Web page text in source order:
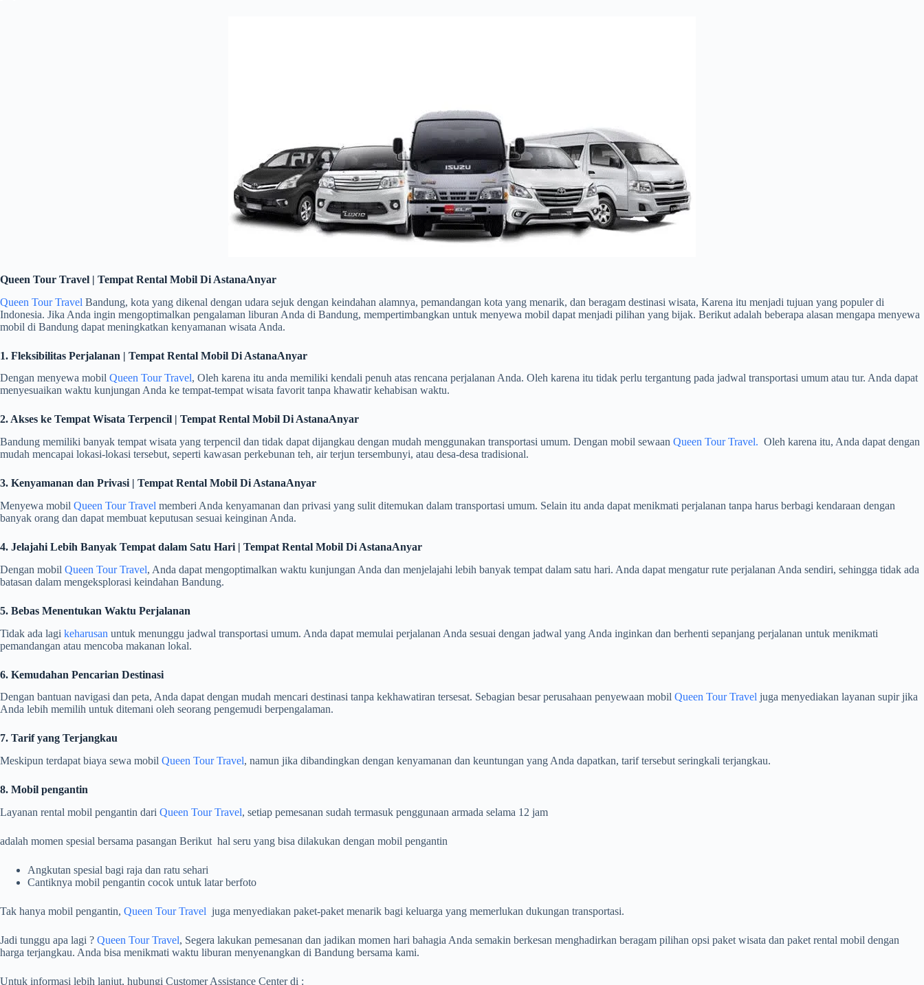
Queen Tour Travel | Tempat Rental Mobil Di AstanaAnyar
Queen Tour Travel Bandung, kota yang dikenal dengan udara sejuk dengan keindahan alamnya, pemandangan kota yang menarik, dan beragam destinasi wisata, Karena itu menjadi tujuan yang populer di
Indonesia. Jika Anda ingin mengoptimalkan pengalaman liburan Anda di Bandung, mempertimbangkan untuk menyewa mobil dapat menjadi pilihan yang bijak. Berikut adalah beberapa alasan mengapa menyewa
mobil di Bandung dapat meningkatkan kenyamanan wisata Anda.
1. Fleksibilitas Perjalanan | Tempat Rental Mobil Di AstanaAnyar
Dengan menyewa mobil Queen Tour Travel, Oleh karena itu anda memiliki kendali penuh atas rencana perjalanan Anda. Oleh karena itu tidak perlu tergantung pada jadwal transportasi umum atau tur. Anda dapat
menyesuaikan waktu kunjungan Anda ke tempat-tempat wisata favorit tanpa khawatir kehabisan waktu.
2. Akses ke Tempat Wisata Terpencil | Tempat Rental Mobil Di AstanaAnyar
Bandung memiliki banyak tempat wisata yang terpencil dan tidak dapat dijangkau dengan mudah menggunakan transportasi umum. Dengan mobil sewaan Queen Tour Travel. Oleh karena itu, Anda dapat dengan
mudah mencapai lokasi-lokasi tersebut, seperti kawasan perkebunan teh, air terjun tersembunyi, atau desa-desa tradisional.
3. Kenyamanan dan Privasi | Tempat Rental Mobil Di AstanaAnyar
Menyewa mobil Queen Tour Travel memberi Anda kenyamanan dan privasi yang sulit ditemukan dalam transportasi umum. Selain itu anda dapat menikmati perjalanan tanpa harus berbagi kendaraan dengan
banyak orang dan dapat membuat keputusan sesuai keinginan Anda.
4. Jelajahi Lebih Banyak Tempat dalam Satu Hari | Tempat Rental Mobil Di AstanaAnyar
Dengan mobil Queen Tour Travel, Anda dapat mengoptimalkan waktu kunjungan Anda dan menjelajahi lebih banyak tempat dalam satu hari. Anda dapat mengatur rute perjalanan Anda sendiri, sehingga tidak ada
batasan dalam mengeksplorasi keindahan Bandung.
5. Bebas Menentukan Waktu Perjalanan
Tidak ada lagi keharusan untuk menunggu jadwal transportasi umum. Anda dapat memulai perjalanan Anda sesuai dengan jadwal yang Anda inginkan dan berhenti sepanjang perjalanan untuk menikmati
pemandangan atau mencoba makanan lokal.
6. Kemudahan Pencarian Destinasi
Dengan bantuan navigasi dan peta, Anda dapat dengan mudah mencari destinasi tanpa kekhawatiran tersesat. Sebagian besar perusahaan penyewaan mobil Queen Tour Travel juga menyediakan layanan supir jika
Anda lebih memilih untuk ditemani oleh seorang pengemudi berpengalaman.
7. Tarif yang Terjangkau
Meskipun terdapat biaya sewa mobil Queen Tour Travel, namun jika dibandingkan dengan kenyamanan dan keuntungan yang Anda dapatkan, tarif tersebut seringkali terjangkau.
8. Mobil pengantin
Layanan rental mobil pengantin dari Queen Tour Travel, setiap pemesanan sudah termasuk penggunaan armada selama 12 jam
adalah momen spesial bersama pasangan Berikut hal seru yang bisa dilakukan dengan mobil pengantin
Angkutan spesial bagi raja dan ratu sehari
Cantiknya mobil pengantin cocok untuk latar berfoto
Tak hanya mobil pengantin, Queen Tour Travel juga menyediakan paket-paket menarik bagi keluarga yang memerlukan dukungan transportasi.
Jadi tunggu apa lagi ? Queen Tour Travel, Segera lakukan pemesanan dan jadikan momen hari bahagia Anda semakin berkesan menghadirkan beragam pilihan opsi paket wisata dan paket rental mobil dengan
harga terjangkau. Anda bisa menikmati waktu liburan menyenangkan di Bandung bersama kami.
Untuk informasi lebih lanjut, hubungi Customer Assistance Center di :